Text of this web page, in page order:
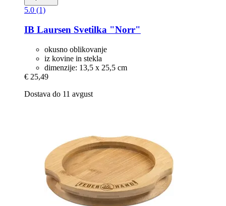
5.0 (1)
IB Laursen Svetilka "Norr"
okusno oblikovanje
iz kovine in stekla
dimenzije: 13,5 x 25,5 cm
€ 25,49
Dostava do 11 avgust